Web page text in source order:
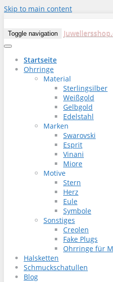
Skip to main content
Toggle navigation
Startseite
Ohrringe
Material
Sterlingsilber
Weißgold
Gelbgold
Edelstahl
Marken
Swarovski
Esprit
Vinani
Miore
Motive
Stern
Herz
Eule
Symbole
Sonstiges
Creolen
Fake Plugs
Ohrringe für
Halsketten
Schmuckschatullen
Blog